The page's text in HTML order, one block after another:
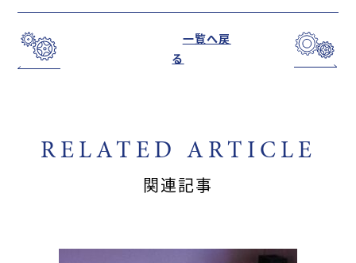
一覧へ戻
る
RELATED ARTICLE
関連記事